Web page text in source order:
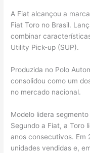
A Fiat alcançou a
Fiat Toro no Brasil.
combinar
Utility Pick-up (SUP).
Produzida no Polo
consolidou como um
no mercado nacional.
Modelo lidera
Segundo a Fiat, a Toro
anos consecutivos. Em
unidades vendidas e,